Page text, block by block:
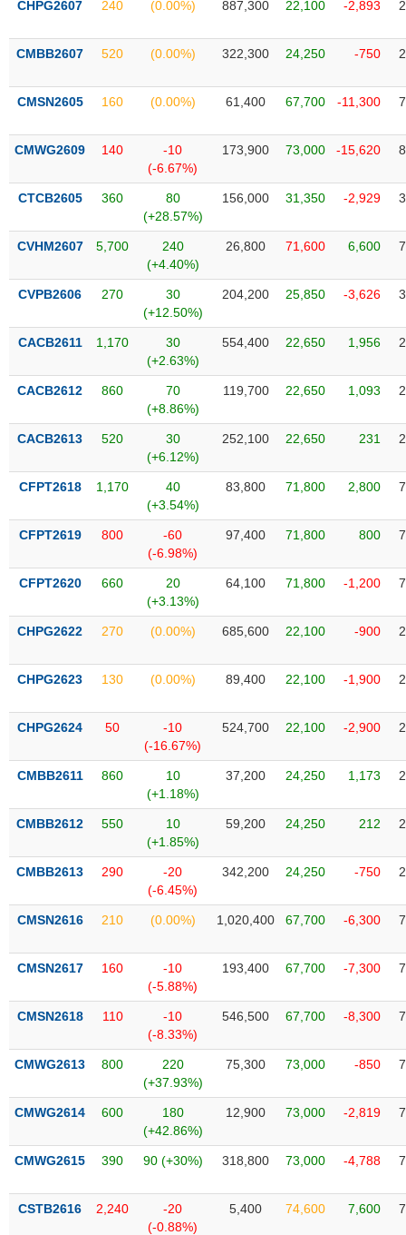
Tâm
thị
trường
CHPG2607 240 (0.00%) 887,300 22,100 -2,893
CMBB2607 520 (0.00%) 322,300 24,250 -750
CMSN2605 160 (0.00%) 61,400 67,700 -11,300
CMWG2609 140
-10
(-6.67%)
173,900 73,000 -15,620
CTCB2605 360
80
(+28.57%)
156,000 31,350 -2,929
CVHM2607 5,700
240
(+4.40%)
26,800 71,600 6,600
CVPB2606 270
30
(+12.50%)
204,200 25,850 -3,626
CACB2611 1,170
30
(+2.63%)
554,400 22,650 1,956
CACB2612 860
70
(+8.86%)
119,700 22,650 1,093
CACB2613 520
30
(+6.12%)
252,100 22,650 231
CFPT2618 1,170
40
(+3.54%)
83,800 71,800 2,800
CFPT2619 800
-60
(-6.98%)
97,400 71,800 800
CFPT2620 660
20
(+3.13%)
64,100 71,800 -1,200
CHPG2622 270 (0.00%) 685,600 22,100 -900
CHPG2623 130 (0.00%) 89,400 22,100 -1,900
CHPG2624 50
-10
(-16.67%)
524,700 22,100 -2,900
CMBB2611 860
10
(+1.18%)
37,200 24,250 1,173
CMBB2612 550
10
(+1.85%)
59,200 24,250 212
CMBB2613 290
-20
(-6.45%)
342,200 24,250 -750
CMSN2616 210 (0.00%) 1,020,400 67,700 -6,300
CMSN2617 160
-10
(-5.88%)
193,400 67,700 -7,300
CMSN2618 110
-10
(-8.33%)
546,500 67,700 -8,300
CMWG2613 800
220
(+37.93%)
75,300 73,000 -850
CMWG2614 600
180
(+42.86%)
12,900 73,000 -2,819
CMWG2615 390 90 (+30%) 318,800 73,000 -4,788
CSTB2616 2,240
-20
(-0.88%)
5,400 74,600 7,600
DÙNG
THIẾT
YẾU
TIÊU
THIẾT
YẾU
CHĂM
SỨC
TÀI
TIN
VỤ
THÔNG
TIỆN
ÍCH
BẤT
SẢN
Mã
chứng
(-)
Chỉ số